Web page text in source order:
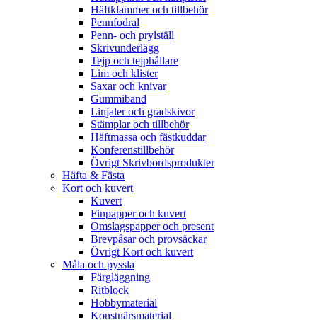
Häftklammer och tillbehör
Pennfodral
Penn- och prylställ
Skrivunderlägg
Tejp och tejphållare
Lim och klister
Saxar och knivar
Gummiband
Linjaler och gradskivor
Stämplar och tillbehör
Häftmassa och fästkuddar
Konferenstillbehör
Övrigt Skrivbordsprodukter
Häfta & Fästa
Kort och kuvert
Kuvert
Finpapper och kuvert
Omslagspapper och present
Brevpåsar och provsäckar
Övrigt Kort och kuvert
Måla och pyssla
Färgläggning
Ritblock
Hobbymaterial
Konstnärsmaterial